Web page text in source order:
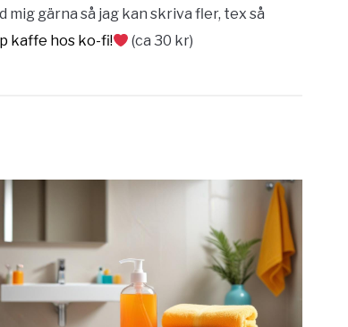
gärna så jag kan skriva fler, tex så
kaffe hos ko-fi! (ca 30 kr)